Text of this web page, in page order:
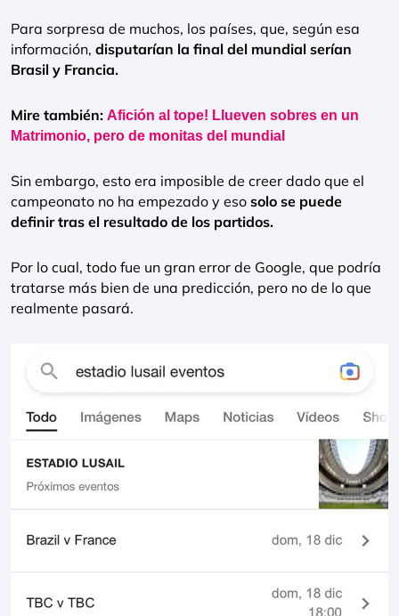
Para sorpresa de muchos, los países, que, según esa
información, disputarían la final del mundial serían
Brasil y Francia.
Mire también: Afición al tope! Llueven sobres en un
Matrimonio, pero de monitas del mundial
Sin embargo, esto era imposible de creer dado que el
campeonato no ha empezado y eso solo se puede
definir tras el resultado de los partidos.
Por lo cual, todo fue un gran error de Google, que podría
tratarse más bien de una predicción, pero no de lo que
realmente pasará.